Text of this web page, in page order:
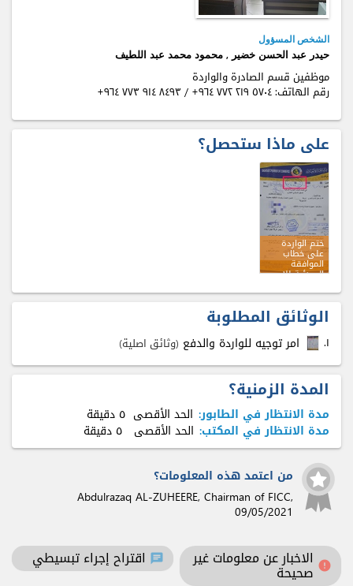
الشخص المسؤول
حيدر عبد الحسن خضير , محمود محمد عبد اللطيف
موظفين قسم الصادرة والواردة
رقم الهاتف:+٩٦٤ ٧٧٢ ٢۱٩ ٥٧٠٤ / +٩٦٤ ٧٧٣ ٩۱٤ ٨٤٩٣
على ماذا ستحصل؟
ختم الواردة
على خطاب
الموافقة
المبدئية للاسم
الوثائق المطلوبة
۱. امر توجيه للواردة والدفع (وثائق اصلية)
المدة الزمنية؟
مدة الانتظار في الطابور: الحد الأقصى ٥ دقيقة
مدة الانتظار في المكتب: الحد الأقصى ٥ دقيقة
من اعتمد هذه المعلومات؟
Abdulrazaq AL-ZUHEERE, Chairman of FICC,
09/05/2021
error الاخبار عن معلومات غير
صحيحة
chat اقتراح إجراء تبسيطي